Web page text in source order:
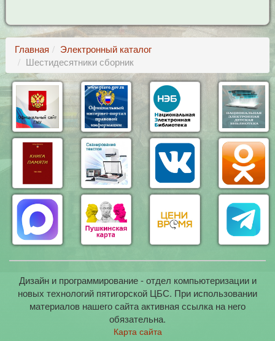
Главная
Электронный каталог
Шестидесятники сборник
Дизайн и программирование - отдел компьютеризации и
новых технологий пятигорской ЦБС. При использовании
материалов нашего сайта активная ссылка на него
обязательна.
Карта сайта